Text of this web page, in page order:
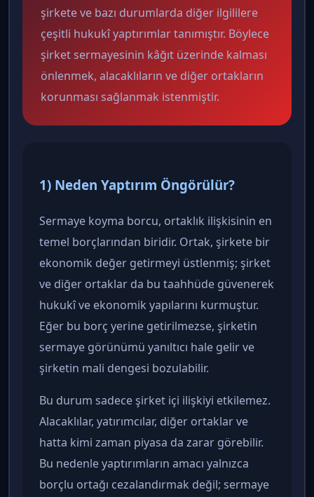
şirkete ve bazı durumlarda diğer ilgililere
çeşitli hukukî yaptırımlar tanımıştır. Böylece
şirket sermayesinin kâğıt üzerinde kalması
önlenmek, alacaklıların ve diğer ortakların
korunması sağlanmak istenmiştir.
1) Neden Yaptırım Öngörülür?
Sermaye koyma borcu, ortaklık ilişkisinin en
temel borçlarından biridir. Ortak, şirkete bir
ekonomik değer getirmeyi üstlenmiş; şirket
ve diğer ortaklar da bu taahhüde güvenerek
hukukî ve ekonomik yapılarını kurmuştur.
Eğer bu borç yerine getirilmezse, şirketin
sermaye görünümü yanıltıcı hale gelir ve
şirketin mali dengesi bozulabilir.
Bu durum sadece şirket içi ilişkiyi etkilemez.
Alacaklılar, yatırımcılar, diğer ortaklar ve
hatta kimi zaman piyasa da zarar görebilir.
Bu nedenle yaptırımların amacı yalnızca
borçlu ortağı cezalandırmak değil; sermaye